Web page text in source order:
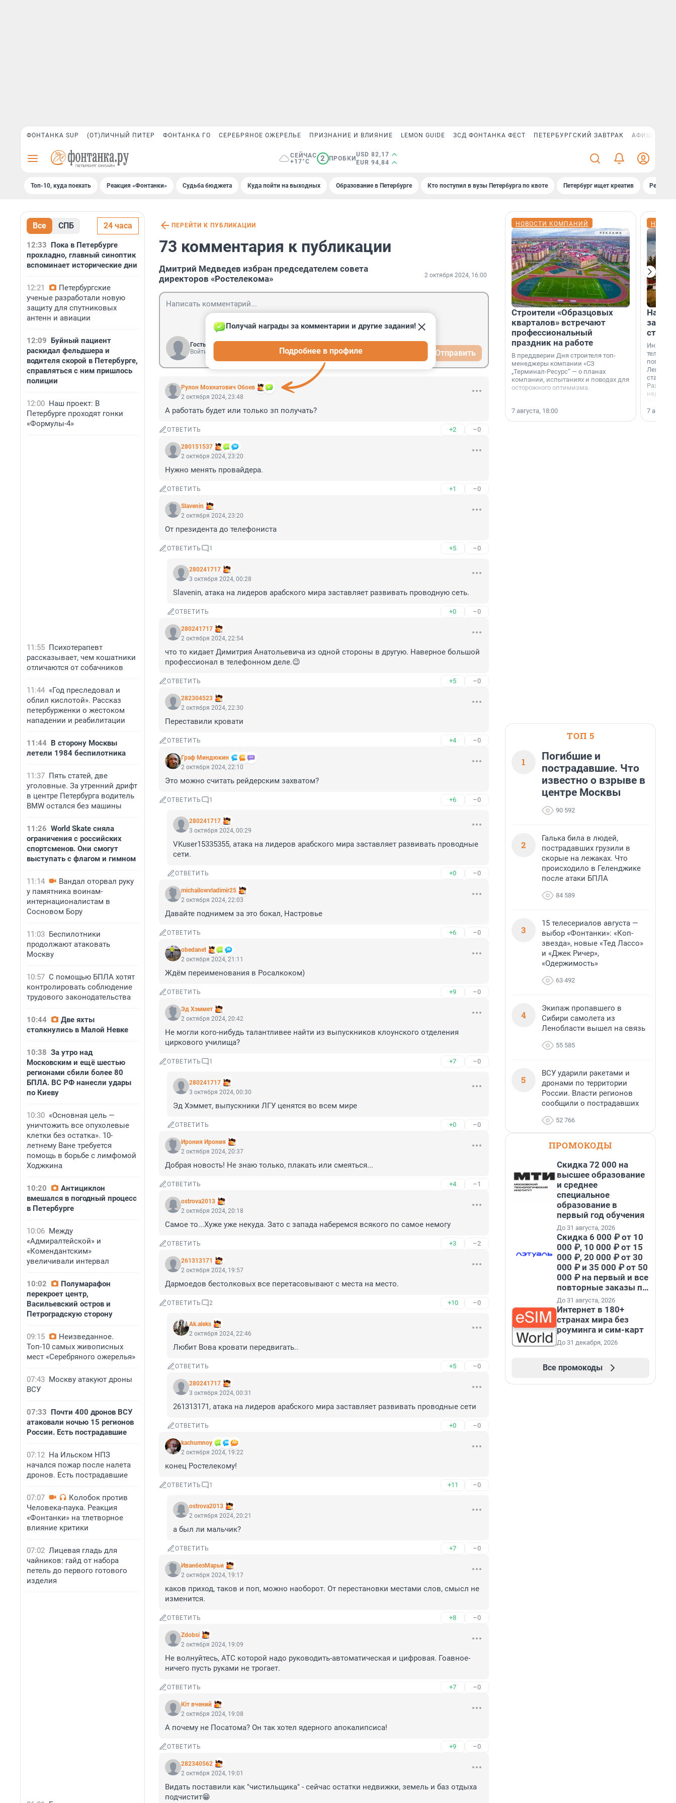
ФОНТАНКА SUP (ОТ)ЛИЧНЫЙ ПИТЕР ФОНТАНКА ГО СЕРЕБРЯНОЕ ОЖЕРЕЛЬЕ ПРИЗНАНИЕ И ВЛИЯНИЕ LEMON GUIDE ЗСД ФОНТАНКА ФЕСТ ПЕТЕРБУРГСКИЙ ЗАВТРАК АФИША PLUS
СЕЙЧАС
+17°C
2 ПРОБКИ
USD 82,17
EUR 94,84
Топ-10, куда поехать Реакция «Фонтанки» Судьба бюджета Куда пойти на выходных Образование в Петербурге Кто поступил в вузы Петербурга по квоте Петербург ищет креатив
Все СПБ 24 часа
12:33 Пока в Петербурге
прохладно, главный синоптик
вспоминает исторические дни
12:21
Петербургские
ученые разработали новую
защиту для спутниковых
антенн и авиации
12:09 Буйный пациент
раскидал фельдшера и
водителя скорой в Петербурге,
справляться с ним пришлось
полиции
12:00 Наш проект: В
Петербурге проходят гонки
«Формулы-4»
11:55 Психотерапевт
рассказывает, чем кошатники
отличаются от собачников
11:44 «Год преследовал и
облил кислотой». Рассказ
петербурженки о жестоком
нападении и реабилитации
11:44 В сторону Москвы
летели 1984 беспилотника
11:37 Пять статей, две
уголовные. За утренний дрифт
в центре Петербурга водитель
BMW остался без машины
11:26 World Skate сняла
ограничения с российских
спортсменов. Они смогут
выступать с флагом и гимном
11:14
Вандал оторвал руку
у памятника воинам-
интернационалистам в
Сосновом Бору
11:03 Беспилотники
продолжают атаковать
Москву
10:57 С помощью БПЛА хотят
контролировать соблюдение
трудового законодательства
10:44
Две яхты
столкнулись в Малой Невке
10:38 За утро над
Московским и ещё шестью
регионами сбили более 80
БПЛА. ВС РФ нанесли удары
по Киеву
10:30 «Основная цель —
уничтожить все опухолевые
клетки без остатка». 10-
летнему Ване требуется
помощь в борьбе с лимфомой
Ходжкина
10:20
Антициклон
вмешался в погодный процесс
в Петербурге
10:06 Между
«Адмиралтейской» и
«Комендантским»
увеличивали интервал
10:02
Полумарафон
перекроет центр,
Васильевский остров и
Петроградскую сторону
09:15
Неизведанное.
Топ-10 самых живописных
мест «Серебряного ожерелья»
07:43 Москву атакуют дроны
ВСУ
07:33 Почти 400 дронов ВСУ
атаковали ночью 15 регионов
России. Есть пострадавшие
07:12 На Ильском НПЗ
начался пожар после налета
дронов. Есть пострадавшие
07:07
Колобок против
Человека-паука. Реакция
«Фонтанки» на тлетворное
влияние критики
07:02 Лицевая гладь для
чайников: гайд от набора
петель до первого готового
изделия
ПЕРЕЙТИ К ПУБЛИКАЦИИ
73 комментария к публикации
Дмитрий Медведев избран председателем совета
директоров «Ростелекома»
2 октября 2024, 16:00
Гость
Войти
Отправить
Рулон Мохнатович Обоев
Получай награды за комментарии и другие задания!
Подробнее в профиле
2 октября 2024, 23:48
А работать будет или только зп получать?
ОТВЕТИТЬ +2 –0
280151537
2 октября 2024, 23:20
Нужно менять провайдера.
ОТВЕТИТЬ +1 –0
Slavenin
2 октября 2024, 23:20
От президента до телефониста
ОТВЕТИТЬ 1 +5 –0
280241717
3 октября 2024, 00:28
Slavenin, атака на лидеров арабского мира заставляет развивать проводную сеть.
ОТВЕТИТЬ +0 –0
280241717
2 октября 2024, 22:54
что то кидает Димитрия Анатольевича из одной стороны в другую. Наверное большой
профессионал в телефонном деле.😉
ОТВЕТИТЬ +5 –0
282304523
2 октября 2024, 22:30
Переставили кровати
ОТВЕТИТЬ +4 –0
Граф Миндюкин
2 октября 2024, 22:10
Это можно считать рейдерским захватом?
ОТВЕТИТЬ 1 +6 –0
280241717
3 октября 2024, 00:29
VKuser15335355, атака на лидеров арабского мира заставляет развивать проводные
сети.
ОТВЕТИТЬ +0 –0
michailowvladimir25
2 октября 2024, 22:03
Давайте поднимем за это бокал, Настровье
ОТВЕТИТЬ +6 –0
obedanet
2 октября 2024, 21:11
Ждём переименования в Росалкоком)
ОТВЕТИТЬ +9 –0
Эд Хэммет
2 октября 2024, 20:42
Не могли кого-нибудь талантливее найти из выпускников клоунского отделения
циркового училища?
ОТВЕТИТЬ 1 +7 –0
280241717
3 октября 2024, 00:30
Эд Хэммет, выпускники ЛГУ ценятся во всем мире
ОТВЕТИТЬ +0 –0
Ирония Ирония
2 октября 2024, 20:37
Добрая новость! Не знаю только, плакать или смеяться...
ОТВЕТИТЬ +4 –1
ostrova2013
2 октября 2024, 20:18
Самое то...Хуже уже некуда. Зато с запада наберемся всякого по самое немогу
ОТВЕТИТЬ +3 –2
261313171
2 октября 2024, 19:57
Дармоедов бестолковых все перетасовывают с места на место.
ОТВЕТИТЬ 2 +10 –0
Ak.aleks
2 октября 2024, 22:46
Любит Вова кровати передвигать..
ОТВЕТИТЬ +5 –0
280241717
3 октября 2024, 00:31
261313171, атака на лидеров арабского мира заставляет развивать проводные сети
ОТВЕТИТЬ +0 –0
kachumnoy
2 октября 2024, 19:22
конец Ростелекому!
ОТВЕТИТЬ 1 +11 –0
ostrova2013
2 октября 2024, 20:21
а был ли мальчик?
ОТВЕТИТЬ +7 –0
ИванбезМарьи
2 октября 2024, 19:17
каков приход, таков и поп, можно наоборот. От перестановки местами слов, смысл не
изменится.
ОТВЕТИТЬ +8 –0
Zdobsi
2 октября 2024, 19:09
Не волнуйтесь, АТС которой надо руководить-автоматическая и цифровая. Гоавное-
ничего пусть руками не трогает.
ОТВЕТИТЬ +7 –0
Кiт вчений
2 октября 2024, 19:08
А почему не Посатома? Он так хотел ядерного апокалипсиса!
ОТВЕТИТЬ +9 –0
282340562
2 октября 2024, 19:01
Видать поставили как "чистильщика" - сейчас остатки недвижки, земель и баз отдыха
подчистит😁
НОВОСТИ КОМПАНИЙ
Строители «Образцовых
кварталов» встречают
профессиональный
праздник на работе
В преддверии Дня строителя топ-
менеджеры компании «СЗ
„Терминал-Ресурс“ — о планах
компании, испытаниях и поводах для
осторожного оптимизма.
7 августа, 18:00
На
станции
7
ТОП 5
1
Погибшие и
пострадавшие. Что
известно о взрыве в
центре Москвы
90 592
2
Галька била в людей,
пострадавших грузили в
скорые на лежаках. Что
происходило в Геленджике
после атаки БПЛА
84 589
3
15 телесериалов августа —
выбор «Фонтанки»: «Коп-
звезда», новые «Тед Лассо»
и «Джек Ричер»,
«Одержимость»
63 492
4
Экипаж пропавшего в
Сибири самолета из
Ленобласти вышел на связь
55 585
5
ВСУ ударили ракетами и
дронами по территории
России. Власти регионов
сообщили о пострадавших
52 766
ПРОМОКОДЫ
Скидка 72 000 на
высшее образование
и среднее
специальное
образование в
первый год обучения
До 31 августа, 2026
Скидка 6 000 ₽ от 10
000 ₽, 10 000 ₽ от 15
000 ₽, 20 000 ₽ от 30
000 ₽ и 35 000 ₽ от 50
000 ₽ на первый и все
повторные заказы по
промокоду НАБЕРИ
До 31 августа, 2026
Интернет в 180+
странах мира без
роуминга и сим-карт
До 31 декабря, 2026
Все промокоды